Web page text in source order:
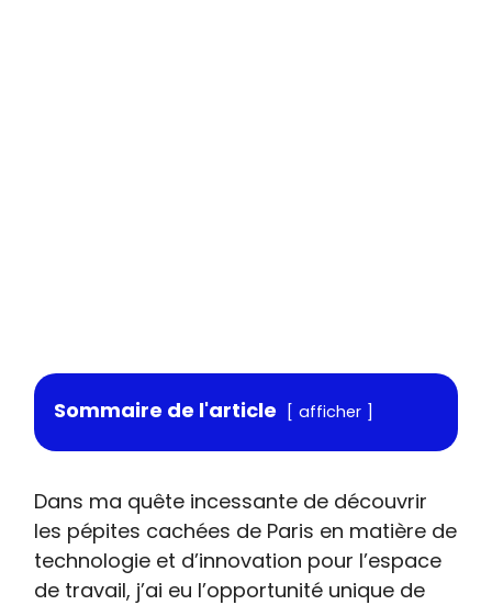
Sommaire de l'article afficher
Dans ma quête incessante de découvrir
les pépites cachées de Paris en matière de
technologie et d’innovation pour l’espace
de travail, j’ai eu l’opportunité unique de